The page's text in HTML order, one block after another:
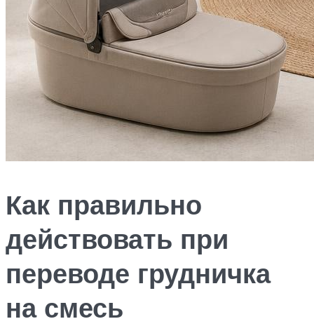
Как правильно
действовать при
переводе грудничка
на смесь